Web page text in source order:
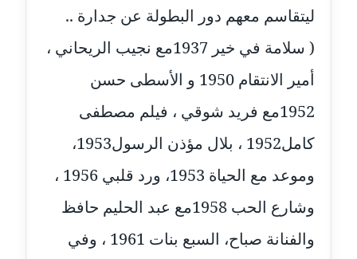
مدونة سهر صيام
مدونة سهى الضاوي
عاملة
مدونة سهير عسكر
عاملة
عاملة
ليتقاسم معهم دور البطولة عن جدارة ..
( سلامة في خير 1937مع نجيب الريحاني ،
أمير الانتقام 1950 و الأسطى حسن
1952مع فريد شوقي ، فيلم مصطفى
كامل1952 ، بلال مؤذن الرسول1953،
وموعد مع الحياة 1953، ورد قلبي 1956 ،
وشارع الحب 1958مع عبد الحليم حافظ
والفنانة صباح، السبع بنات 1961 ، وفي